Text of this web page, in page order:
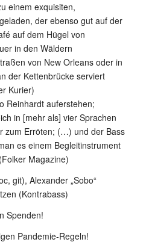
einem exquisiten,
der ebenso gut auf der
auf dem Hügel von
in den Wäldern
von New Orleans oder in
der Kettenbrücke serviert
Kurier)
Reinhardt auferstehen;
in [mehr als] vier Sprachen
zum Erröten; (…) und der Bass
es einem Begleitinstrument
Magazine)
git), Alexander „Sobo“
(Kontrabass)
Spenden!
Pandemie-Regeln!